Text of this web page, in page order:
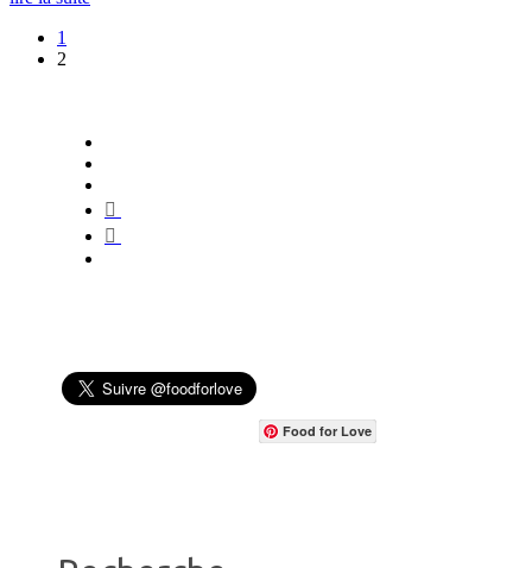
1
2
Food for Love